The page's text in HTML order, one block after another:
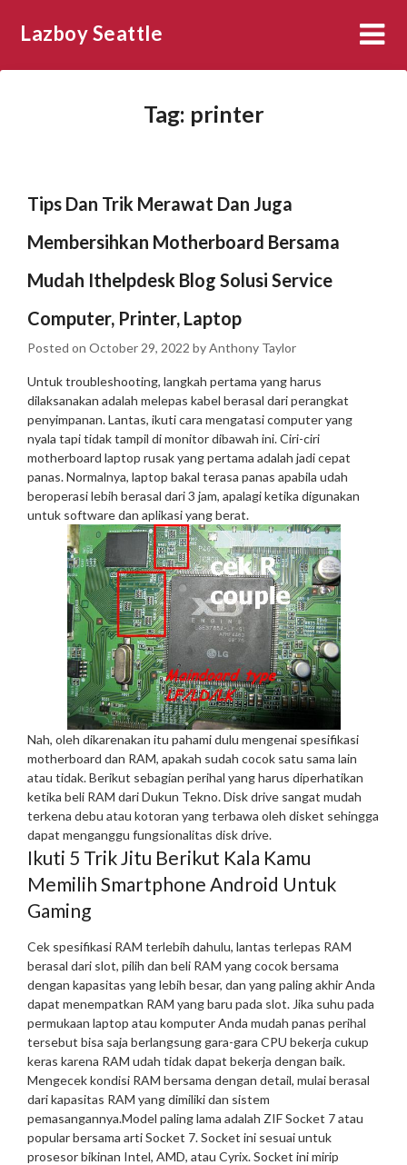
Lazboy Seattle
Tag: printer
Tips Dan Trik Merawat Dan Juga
Membersihkan Motherboard Bersama
Mudah Ithelpdesk Blog Solusi Service
Computer, Printer, Laptop
Posted on October 29, 2022 byAnthony Taylor
Untuk troubleshooting, langkah pertama yang harus
dilaksanakan adalah melepas kabel berasal dari perangkat
penyimpanan. Lantas, ikuti cara mengatasi computer yang
nyala tapi tidak tampil di monitor dibawah ini. Ciri-ciri
motherboard laptop rusak yang pertama adalah jadi cepat
panas. Normalnya, laptop bakal terasa panas apabila udah
beroperasi lebih berasal dari 3 jam, apalagi ketika digunakan
untuk software dan aplikasi yang berat.
Nah, oleh dikarenakan itu pahami dulu mengenai spesifikasi
motherboard dan RAM, apakah sudah cocok satu sama lain
atau tidak. Berikut sebagian perihal yang harus diperhatikan
ketika beli RAM dari Dukun Tekno. Disk drive sangat mudah
terkena debu atau kotoran yang terbawa oleh disket sehingga
dapat menganggu fungsionalitas disk drive.
Ikuti 5 Trik Jitu Berikut Kala Kamu
Memilih Smartphone Android Untuk
Gaming
Cek spesifikasi RAM terlebih dahulu, lantas terlepas RAM
berasal dari slot, pilih dan beli RAM yang cocok bersama
dengan kapasitas yang lebih besar, dan yang paling akhir Anda
dapat menempatkan RAM yang baru pada slot. Jika suhu pada
permukaan laptop atau komputer Anda mudah panas perihal
tersebut bisa saja berlangsung gara-gara CPU bekerja cukup
keras karena RAM udah tidak dapat bekerja dengan baik.
Mengecek kondisi RAM bersama dengan detail, mulai berasal
dari kapasitas RAM yang dimiliki dan sistem
pemasangannya.Model paling lama adalah ZIF Socket 7 atau
popular bersama arti Socket 7. Socket ini sesuai untuk
prosesor bikinan Intel, AMD, atau Cyrix. Socket ini mirip